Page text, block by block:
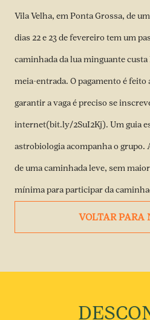
Vila Velha, em Ponta Grossa, de
dias 22 e 23 de fevereiro tem um
caminhada da lua minguante custa
meia-entrada. O pagamento é feito
garantir a vaga é preciso se
internet(bit.ly/2SuI2Kj). Um guia
astrobiologia acompanha o grupo.
de uma caminhada leve, sem
mínima para participar da
VOLTAR PARA